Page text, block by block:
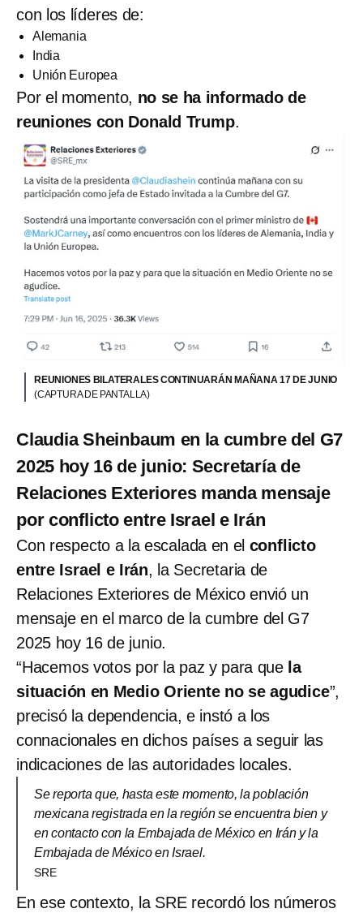
con los líderes de:
Alemania
India
Unión Europea
Por el momento, no se ha informado de
reuniones con Donald Trump.
REUNIONES BILATERALES CONTINUARÁN MAÑANA 17 DE JUNIO
(CAPTURA DE PANTALLA)
Claudia Sheinbaum en la cumbre del G7
2025 hoy 16 de junio: Secretaría de
Relaciones Exteriores manda mensaje
por conflicto entre Israel e Irán
Con respecto a la escalada en el conflicto
entre Israel e Irán, la Secretaria de
Relaciones Exteriores de México envió un
mensaje en el marco de la cumbre del G7
2025 hoy 16 de junio.
“Hacemos votos por la paz y para que la
situación en Medio Oriente no se agudice”,
precisó la dependencia, e instó a los
connacionales en dichos países a seguir las
indicaciones de las autoridades locales.
Se reporta que, hasta este momento, la población
mexicana registrada en la región se encuentra bien y
en contacto con la Embajada de México en Irán y la
Embajada de México en Israel.
SRE
En ese contexto, la SRE recordó los números